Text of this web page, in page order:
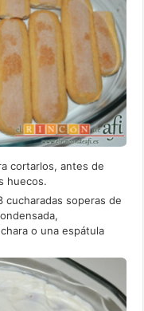
cortarlos, antes de
huecos.
cucharadas soperas de
o una espátula